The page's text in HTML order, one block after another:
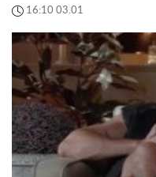
16:10 03.01